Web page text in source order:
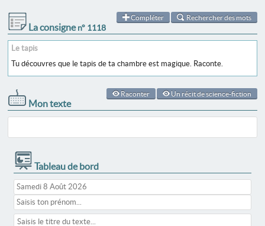
Compléter Rechercher des mots
La consignen° 1118
Le tapis
Tu découvres que le tapis de ta chambre est magique. Raconte.
Raconter Un récit de science-fiction
Mon texte
Tableau de bord